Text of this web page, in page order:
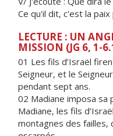
Ce qu'il dit, c'est la
LECTURE : UN
MISSION (JG 6, 1-
01 Les fils d’Israël
Seigneur, et le
pendant sept ans.
02 Madiane imposa sa
Madiane, les fils
montagnes des